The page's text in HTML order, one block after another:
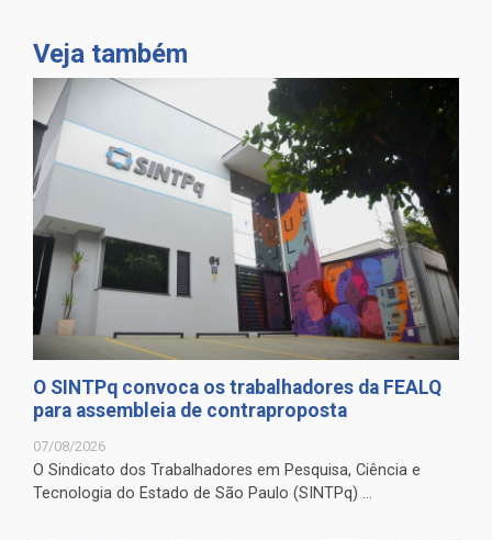
Veja também
O SINTPq convoca os trabalhadores da FEALQ
para assembleia de contraproposta
07/08/2026
O Sindicato dos Trabalhadores em Pesquisa, Ciência e
Tecnologia do Estado de São Paulo (SINTPq) ...